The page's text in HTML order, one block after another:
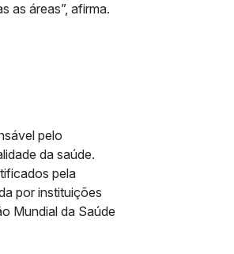
as áreas”, afirma.
pelo
da saúde.
pela
por instituições
Mundial da Saúde